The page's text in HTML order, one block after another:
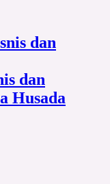
dan
Husada